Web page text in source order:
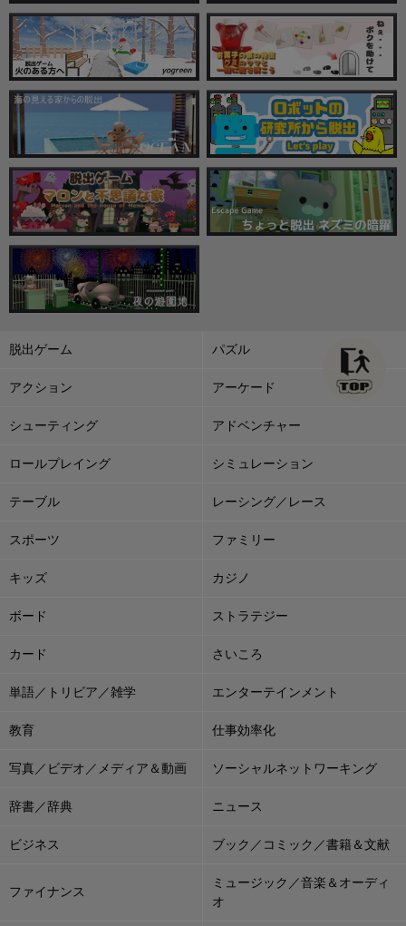
脱出ゲーム パズル
アクション アーケード
シューティング アドベンチャー
ロールプレイング シミュレーション
テーブル レーシング／レース
スポーツ ファミリー
キッズ カジノ
ボード ストラテジー
カード さいころ
単語／トリビア／雑学 エンターテインメント
教育 仕事効率化
写真／ビデオ／メディア＆動画 ソーシャルネットワーキング
辞書／辞典 ニュース
ビジネス ブック／コミック／書籍＆文献
ファイナンス
ミュージック／音楽＆オーディ
オ